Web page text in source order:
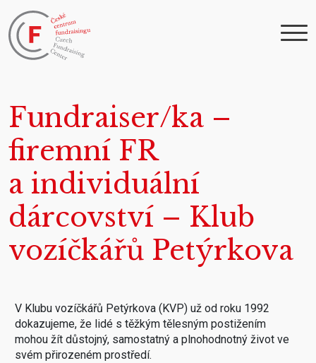
Fundraiser/ka –
firemní FR
a individuální
dárcovství – Klub
vozíčkářů Petýrkova
V Klubu vozíčkářů Petýrkova (KVP) už od roku 1992
dokazujeme, že lidé s těžkým tělesným postižením
mohou žít důstojný, samostatný a plnohodnotný život ve
svém přirozeném prostředí.